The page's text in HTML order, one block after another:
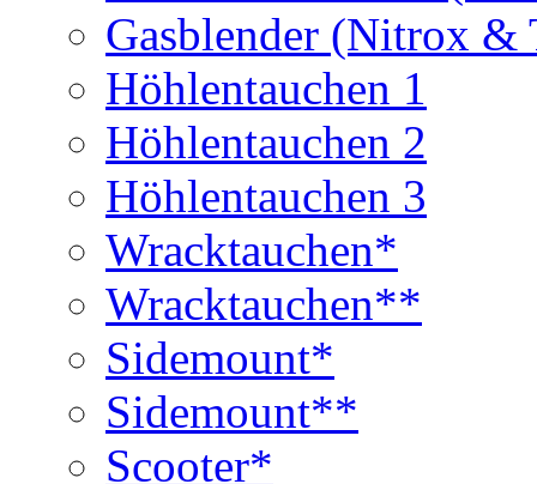
Gasblender (Nitrox
Höhlentauchen 1
Höhlentauchen 2
Höhlentauchen 3
Wracktauchen*
Wracktauchen**
Sidemount*
Sidemount**
Scooter*